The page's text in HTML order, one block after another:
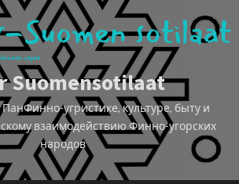
Suomensotilaat
угристике, культуре, быту и
взаимодействию Финно-угорских
народов